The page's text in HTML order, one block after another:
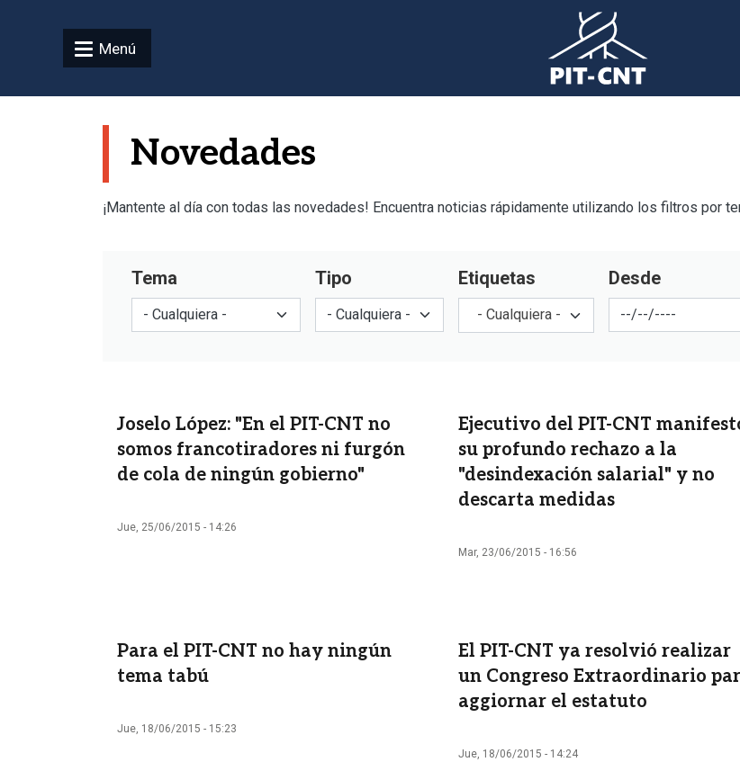
Menú
Novedades
¡Mantente al día con todas las novedades! Encuentra noticias rápidamente utilizando los filtros por
Tema Tipo Etiquetas
- Cualquiera -
Desde
Joselo López: "En el PIT-CNT no
somos francotiradores ni furgón
de cola de ningún gobierno"
Jue, 25/06/2015 - 14:26
Ejecutivo del PIT-CNT
su profundo rechazo a la
"desindexación salarial" y no
descarta medidas
Mar, 23/06/2015 - 16:56
Para el PIT-CNT no hay ningún
tema tabú
Jue, 18/06/2015 - 15:23
El PIT-CNT ya resolvió realizar
un Congreso Extraordinario
aggiornar el estatuto
Jue, 18/06/2015 - 14:24